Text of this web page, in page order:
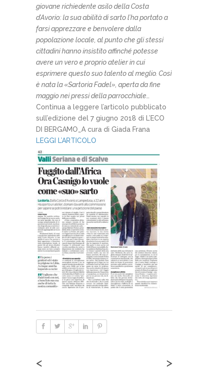
giovane richiedente asilo della Costa
d’Avorio: la sua abilità di sarto l’ha portato a
farsi apprezzare e benvolere dalla
popolazione locale, al punto che gli stessi
cittadini hanno insistito affinché potesse
avere un vero e proprio atelier in cui
esprimere questo suo talento al meglio. Così
è nata la «Sartoria Fadel», aperta da fine
maggio nei pressi della parrocchiale…
Continua a leggere l’articolo pubblicato
sull’edizione del 7 giugno 2018 di L’ECO
DI BERGAMO_A cura di Giada Frana
LEGGI L’ARTICOLO
< >